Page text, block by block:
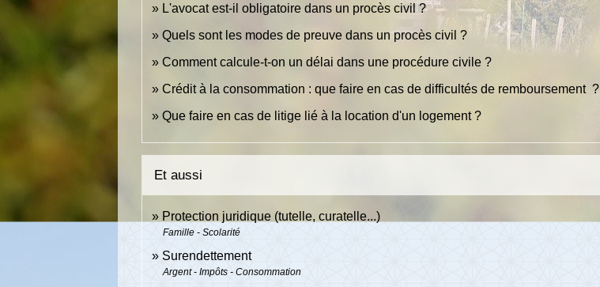
L'avocat est-il obligatoire dans un procès civil ?
Quels sont les modes de preuve dans un procès civil ?
Comment calcule-t-on un délai dans une procédure civile ?
Crédit à la consommation : que faire en cas de difficultés de remboursement ?
Que faire en cas de litige lié à la location d'un logement ?
Et aussi
Protection juridique (tutelle, curatelle...)
Famille - Scolarité
Surendettement
Argent - Impôts - Consommation